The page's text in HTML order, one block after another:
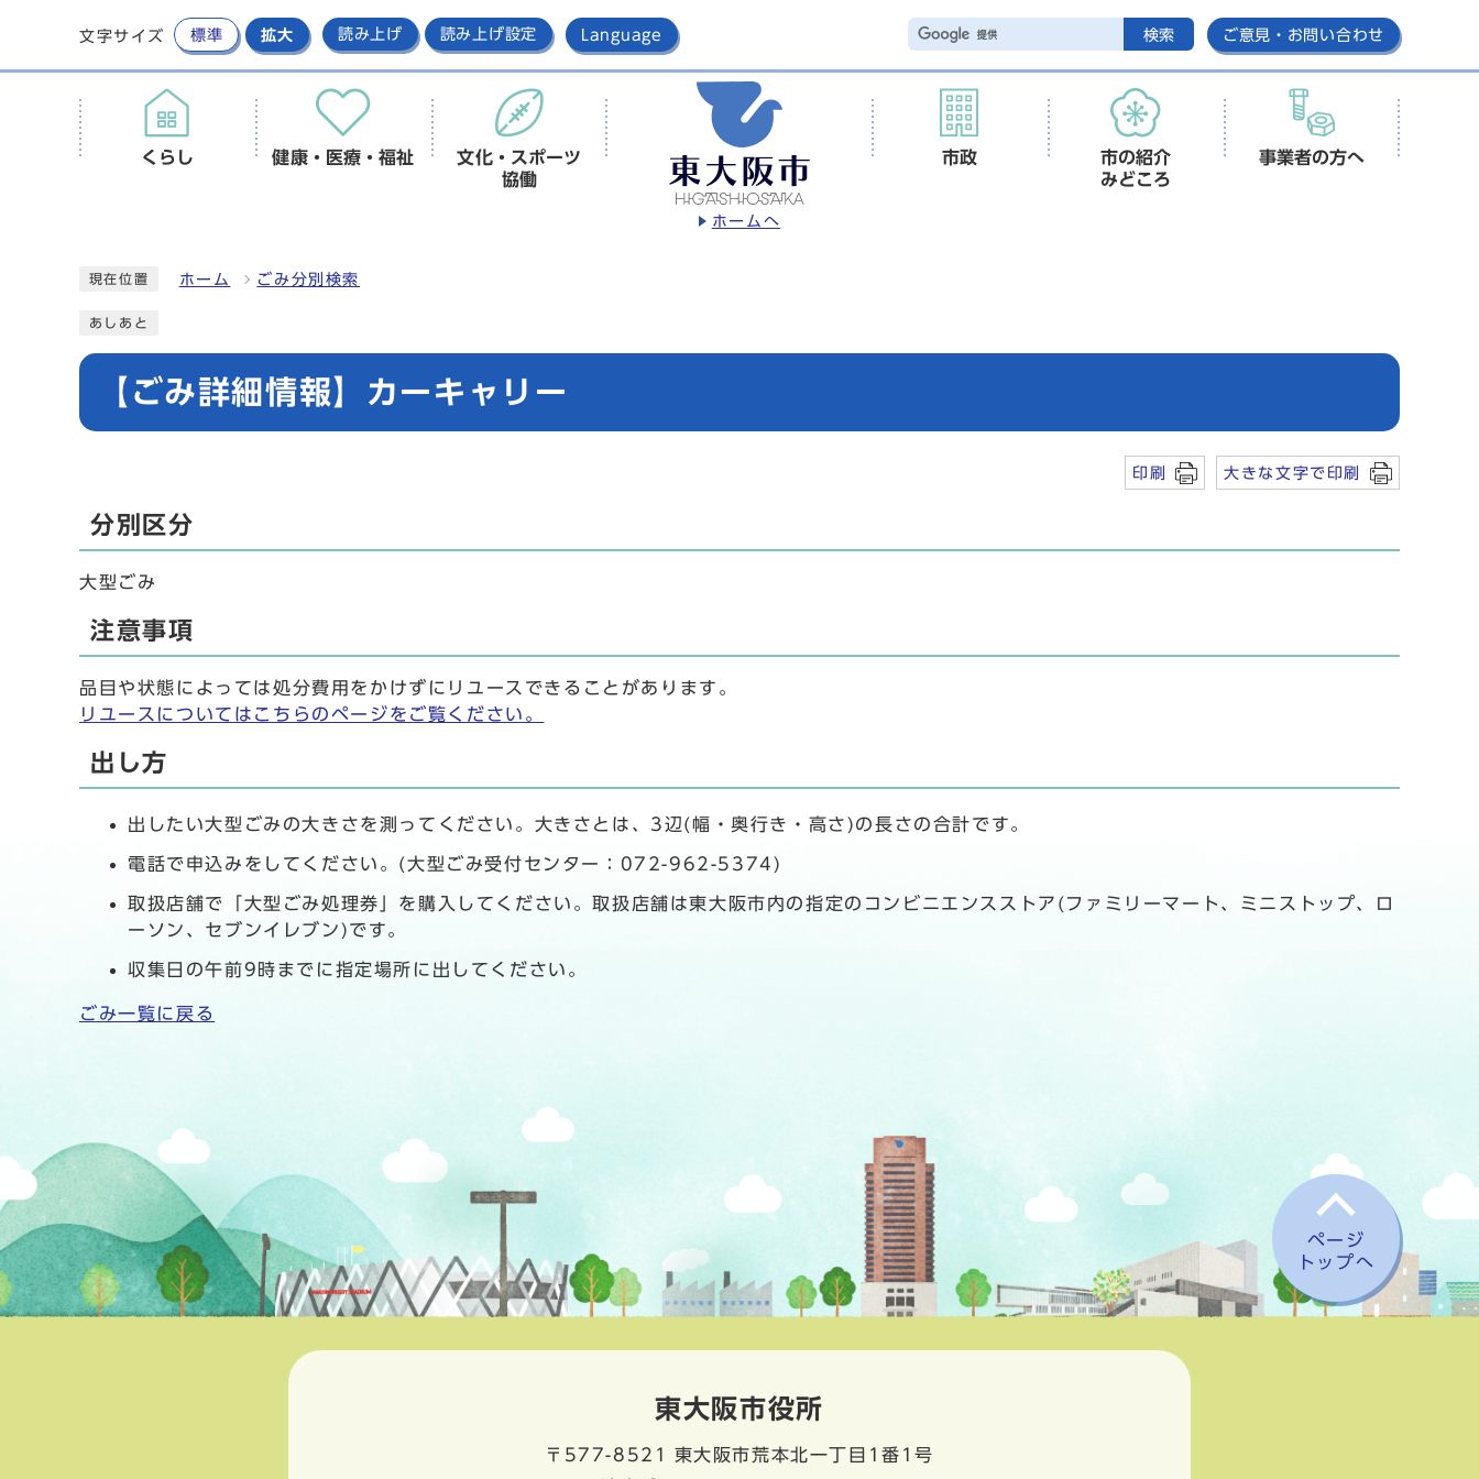
文字サイズ 標準 拡大 読み上げ 読み上げ設定 Language 検索 ご意見・お問い合わせ
ホームへ
くらし 健康・医療・福祉
文化・スポーツ
協働
市政
市の紹介
みどころ
事業者の方へ
現在位置 ホーム ごみ分別検索
あしあと
【ごみ詳細情報】カーキャリー
印刷 大きな文字で印刷
分別区分
大型ごみ
注意事項
品目や状態によっては処分費用をかけずにリユースできることがあります。
リユースについてはこちらのページをご覧ください。
出し方
出したい大型ごみの大きさを測ってください。大きさとは、3辺(幅・奥行き・高さ)の長さの合計です。
電話で申込みをしてください。(大型ごみ受付センター：072-962-5374)
取扱店舗で「大型ごみ処理券」を購入してください。取扱店舗は東大阪市内の指定のコンビニエンスストア(ファミリーマート、ミニストップ、ロ
ーソン、セブンイレブン)です。
収集日の午前9時までに指定場所に出してください。
ごみ一覧に戻る
ページ
トップへ
東大阪市役所
〒577-8521
東大阪市荒本北一丁目1番1号